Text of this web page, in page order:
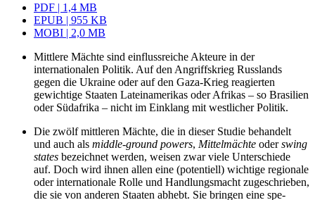
PDF | 1,4 MB
EPUB | 955 KB
MOBI | 2,0 MB
Mittlere Mächte sind einflussreiche Akteure in der
internationalen Politik. Auf den Angriffskrieg Russlands
gegen die Ukraine oder auf den Gaza-Krieg reagierten
gewichtige Staaten Lateinamerikas oder Afrikas – so Brasilien
oder Südafrika – nicht im Einklang mit westlicher Politik.
Die zwölf mittleren Mächte, die in dieser Studie behandelt
und auch als middle-ground powers, Mittelmächte oderswing
states bezeichnet werden, weisen zwar viele Unterschiede
auf. Doch wird ihnen allen eine (poten­tiell) wichtige regionale
oder internationale Rolle und Handlungsmacht zugeschrieben,
die sie von anderen Staaten abhebt. Sie bringen eine spe­